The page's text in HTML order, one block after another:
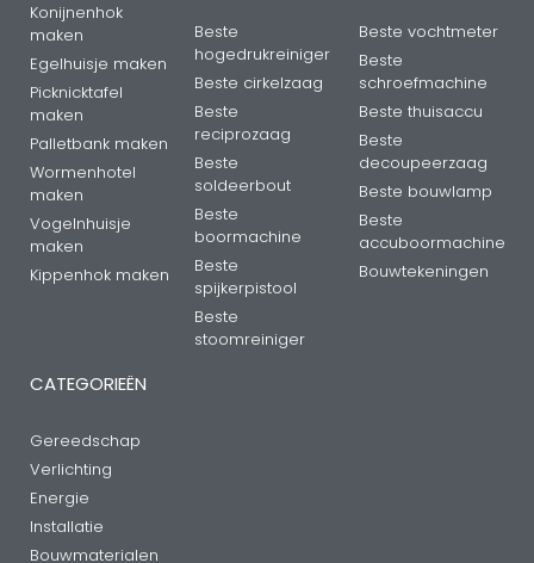
Konijnenhok
maken
Egelhuisje maken
Picknicktafel
maken
Palletbank maken
Wormenhotel
maken
Vogelnhuisje
maken
Kippenhok maken
Beste
hogedrukreiniger
Beste cirkelzaag
Beste
reciprozaag
Beste
soldeerbout
Beste
boormachine
Beste
spijkerpistool
Beste
stoomreiniger
Beste vochtmeter
Beste
schroefmachine
Beste thuisaccu
Beste
decoupeerzaag
Beste bouwlamp
Beste
accuboormachine
Bouwtekeningen
CATEGORIEËN
Gereedschap
Verlichting
Energie
Installatie
Bouwmaterialen